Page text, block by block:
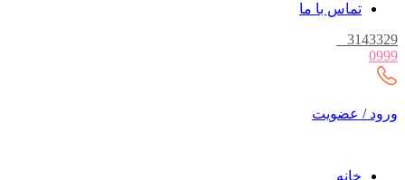
تماس با ما
3143329
0999
ورود / عضویت
خانه